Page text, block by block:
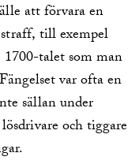
att förvara en
till exempel
talet som man
var ofta en
sällan under
och tiggare